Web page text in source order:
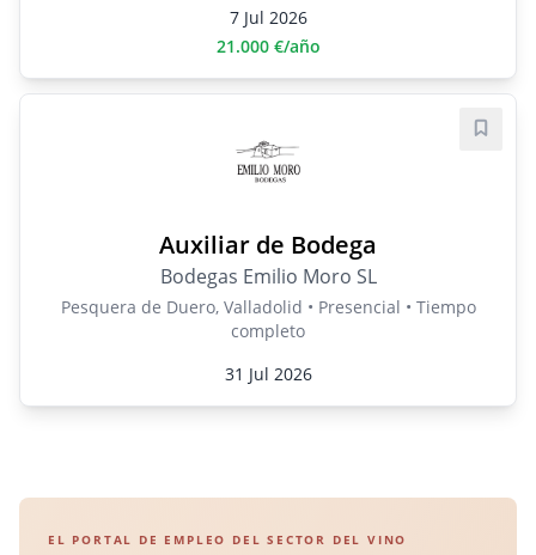
7 Jul 2026
21.000 €/año
Auxiliar de Bodega
Bodegas Emilio Moro SL
Pesquera de Duero, Valladolid • Presencial • Tiempo
completo
31 Jul 2026
EL PORTAL DE EMPLEO DEL SECTOR DEL VINO